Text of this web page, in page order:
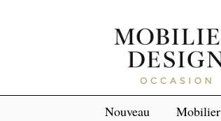
Nouveau Mobilier